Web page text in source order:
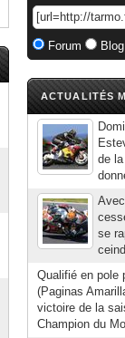
Forum
ACTUALITÉS
de
se
Qualifié en pole
(Paginas
victoire de la
Champion du